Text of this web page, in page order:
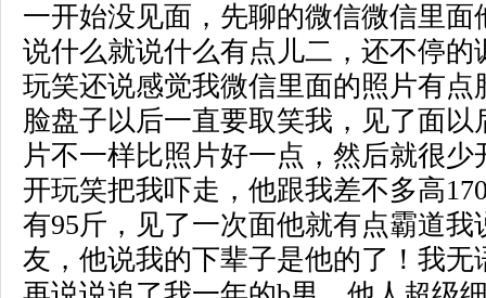
一开始没见面，先聊的微信微信里面
说什么就说什么有点儿二，还不停的
玩笑还说感觉我微信里面的照片有点
脸盘子以后一直要取笑我，见了面以
片不一样比照片好一点，然后就很少
开玩笑把我吓走，他跟我差不多高
有95斤，见了一次面他就有点霸道我
友，他说我的下辈子是他的了！我无